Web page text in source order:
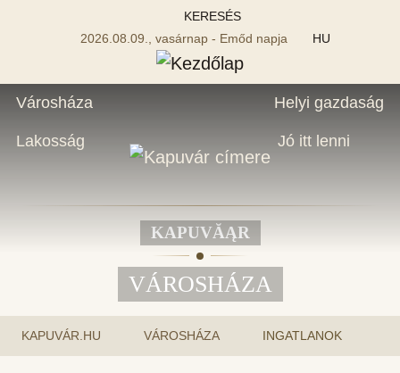
KERESÉS
2026.08.09., vasárnap - Emőd napja
HU
Városháza
Lakosság
Helyi gazdaság
Jó itt lenni
KAPUVĂĄR
VÁROSHÁZA
KAPUVÁR.HU VÁROSHÁZA INGATLANOK